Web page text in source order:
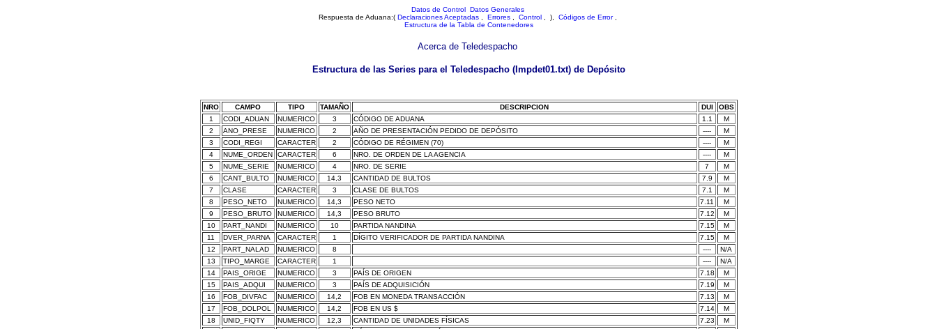
Datos de Control Datos Generales
Respuesta de Aduana:(Declaraciones Aceptadas Errores Control , ), Códigos de Error
Estructura de la Tabla de Contenedores
Acerca de Teledespacho
Estructura de las Series para el Teledespacho (Impdet01.txt) de Depósito
NRO CAMPO TIPO TAMAÑO DESCRIPCION DUI
OBS
1
CODI_ADUAN NUMERICO 3 CÓDIGO DE ADUANA 1.1
M
2
ANO_PRESE NUMERICO 2 AÑO DE PRESENTACIÓN PEDIDO DE DEPÓSITO ----
M
3
CODI_REGI CARACTER 2 CÓDIGO DE RÉGIMEN (70) ----
M
4
NUME_ORDEN CARACTER 6 NRO. DE ORDEN DE LA AGENCIA ----
M
5
NUME_SERIE NUMERICO 4 NRO. DE SERIE 7
M
6
CANT_BULTO NUMERICO 14,3 CANTIDAD DE BULTOS 7.9
M
7
CLASE CARACTER 3 CLASE DE BULTOS 7.1
M
8
PESO_NETO NUMERICO 14,3 PESO NETO 7.11
M
9
PESO_BRUTO NUMERICO 14,3 PESO BRUTO 7.12
M
10
PART_NANDI NUMERICO 10 PARTIDA NANDINA 7.15
M
11
DVER_PARNA CARACTER 1 DÍGITO VERIFICADOR DE PARTIDA NANDINA 7.15
M
12
PART_NALAD NUMERICO 8 ----
N/A
13
TIPO_MARGE CARACTER 1 ----
N/A
14
PAIS_ORIGE NUMERICO 3 PAÍS DE ORIGEN 7.18
M
15
PAIS_ADQUI NUMERICO 3 PAÍS DE ADQUISICIÓN 7.19
M
16
FOB_DIVFAC NUMERICO 14,2 FOB EN MONEDA TRANSACCIÓN 7.13
M
17
FOB_DOLPOL NUMERICO 14,2 FOB EN US $ 7.14
M
18
UNID_FIQTY NUMERICO 12,3 CANTIDAD DE UNIDADES FÍSICAS 7.23
M